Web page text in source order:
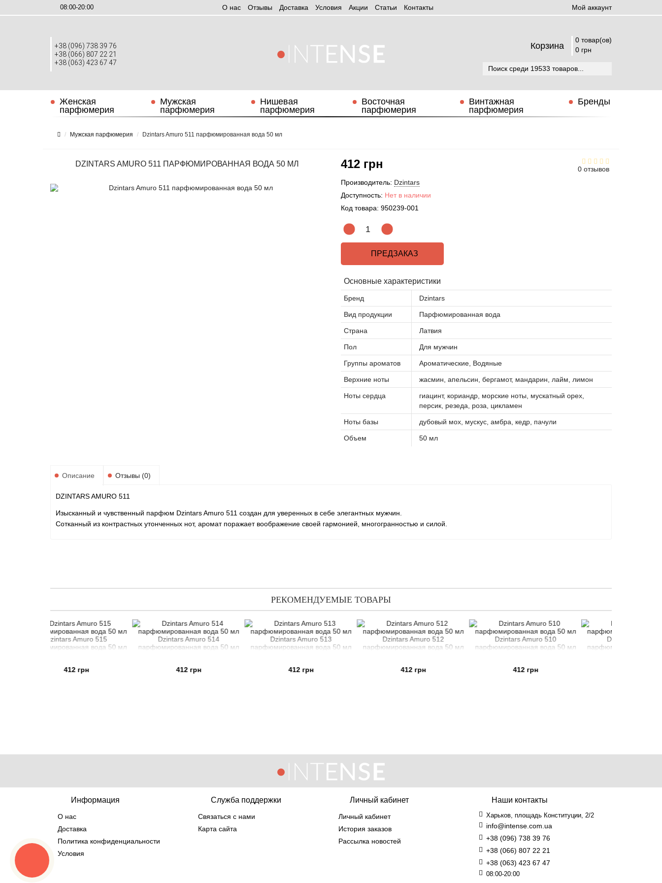
08:00-20:00 О нас Отзывы Доставка Условия Aкции Статьи Контакты Мой аккаунт
+38 (096) 738 39 76
+38 (066) 807 22 21
+38 (063) 423 67 47
Корзина
0 товар(ов)
0 грн
Женская
парфюмерия
Мужская
парфюмерия
Нишевая
парфюмерия
Восточная
парфюмерия
Винтажная
парфюмерия
Бренды
Мужская парфюмерия Dzintars Amuro 511 парфюмированная вода 50 мл
DZINTARS AMURO 511 ПАРФЮМИРОВАННАЯ ВОДА 50 МЛ
0 отзывов
412 грн
Производитель: Dzintars
Доступность: Нет в наличии
Код товара: 950239-001
ПРЕДЗАКАЗ
Основные характеристики
Бренд Dzintars
Вид продукции Парфюмированная вода
Страна Латвия
Пол Для мужчин
Группы ароматов Ароматические, Водяные
Верхние ноты жасмин, апельсин, бергамот, мандарин, лайм, лимон
Ноты сердца
гиацинт, кориандр, морские ноты, мускатный орех,
персик, резеда, роза, цикламен
Ноты базы дубовый мох, мускус, амбра, кедр, пачули
Объем 50 мл
Описание Отзывы (0)
DZINTARS AMURO 511
Изысканный и чувственный парфюм Dzintars Amuro 511 создан для уверенных в себе элегантных мужчин.
Сотканный из контрастных утонченных нот, аромат поражает воображение своей гармонией, многогранностью и силой.
РЕКОМЕНДУЕМЫЕ ТОВАРЫ
Amuro 515
вода 50 мл
Dzintars Amuro 514
парфюмированная вода 50 мл
Dzintars Amuro 513
парфюмированная вода 50 мл
Dzintars Amuro 512
парфюмированная вода 50 мл
Dzintars Amuro 510
парфюмированная вода 50 мл
Dzintars Amuro 509
парфюмированная вода 50 мл
Информация
О нас
Доставка
Политика конфиденциальности
Условия
Служба поддержки
Связаться с нами
Карта сайта
Личный кабинет
Личный кабинет
История заказов
Рассылка новостей
Наши контакты
Харьков, площадь Конституции, 2/2
info@intense.com.ua
+38 (096) 738 39 76
+38 (066) 807 22 21
+38 (063) 423 67 47
08:00-20:00